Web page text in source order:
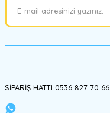
SİPARİŞ HATTI 0536 827 70 66